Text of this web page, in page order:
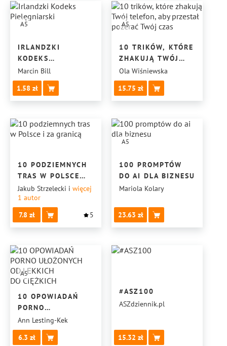
A5
IRLANDZKI
KODEKS
PIELĘGNIARSKI
Marcin Bill
1.58
A5
10 TRIKÓW, KTÓRE
ZHAKUJĄ TWÓJ
TELEFON,
ABY PRZESTAŁ
POŻERAĆ
TWÓJ CZAS
Ola Wiśniewska
15.75
10 PODZIEMNYCH
TRAS W POLSCE
I ZA GRANICĄ
Jakub Strzelecki i więcej
1 autor
7.8
5
A5
100 PROMPTÓW
DO AI DLA BIZNESU
Mariola Kolary
23.63
A5
10 OPOWIADAŃ
PORNO
UŁOŻONYCH
OD LEKKICH
DO CIĘŻKICH
Ann Lesting-Kek
6.3
#ASZ100
ASZdziennik.pl
15.32